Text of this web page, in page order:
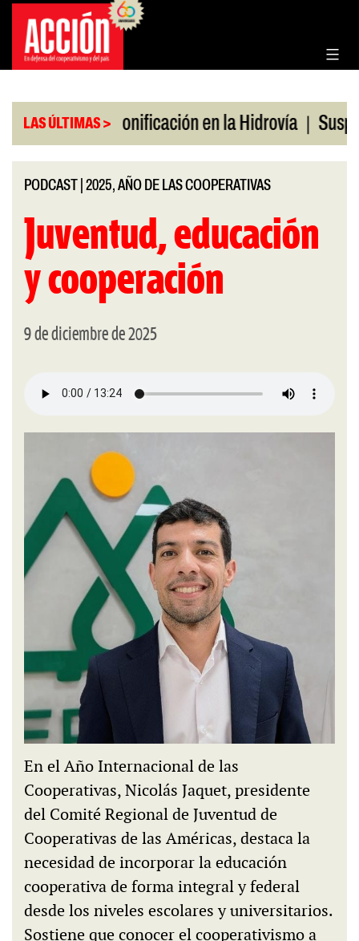
Saltar
contenido
LAS ÚLTIMAS >
julio | Bonificación en la Hidrovía |
PODCAST 2025, AÑO DE LAS COOPERATIVAS
Juventud, educación
y cooperación
9 de diciembre de 2025
En el Año Internacional de las
Cooperativas, Nicolás Jaquet, presidente
del Comité Regional de Juventud de
Cooperativas de las Américas, destaca la
necesidad de incorporar la educación
cooperativa de forma integral y federal
desde los niveles escolares y universitarios.
Sostiene que conocer el cooperativismo a